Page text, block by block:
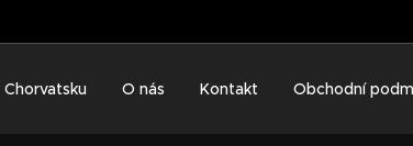
O nás Kontakt Obchodní